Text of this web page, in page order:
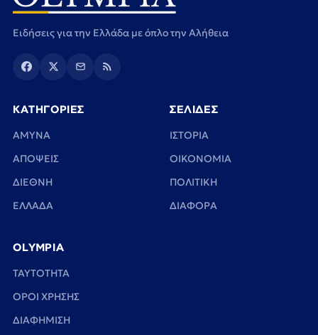
Ειδήσεις για την Ελλάδα με όπλο την Αλήθεια
ΚΑΤΗΓΟΡΙΕΣ
ΑΜΥΝΑ
ΑΠΟΨΕΙΣ
ΔΙΕΘΝΗ
ΕΛΛΑΔΑ
ΣΕΛΙΔΕΣ
ΙΣΤΟΡΙΑ
ΟΙΚΟΝΟΜΙΑ
ΠΟΛΙΤΙΚΗ
ΔΙΑΦΟΡΑ
OLYMPIA
TAYTOTHTA
ΟΡΟΙ ΧΡΗΣΗΣ
ΔΙΑΦΗΜΙΣΗ